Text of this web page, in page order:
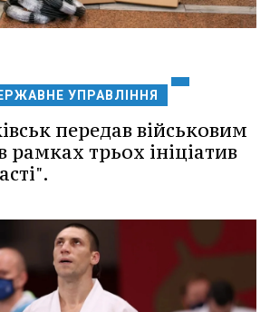
УПРАВЛІННЯ
передав військовим
рамках трьох ініціатив